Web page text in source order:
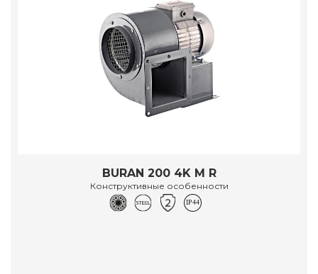
BURAN 200 4K M R
Конструктивные особенности